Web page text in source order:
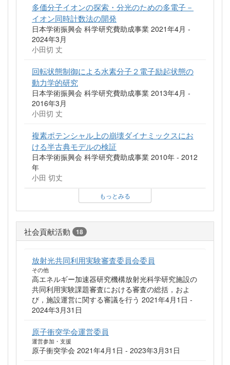
多価分子イオンの探索・分光のための多電子－
イオン同時計数法の開発
日本学術振興会 科学研究費助成事業 2021年4月 -
2024年3月
小田切 丈
回転状態制御による水素分子２電子励起状態の
動力学的研究
日本学術振興会 科学研究費助成事業 2013年4月 -
2016年3月
小田切 丈
複素ポテンシャル上の崩壊ダイナミックスにお
ける半古典モデルの検証
日本学術振興会 科学研究費助成事業 2010年 - 2012
年
小田 切丈
もっとみる
社会貢献活動 18
放射光共同利用実験審査委員会委員
その他
高エネルギー加速器研究機構放射光科学研究施設の
共同利用実験課題審査における審査の総括，およ
び，施設運営に関する審議を行う 2021年4月1日 -
2024年3月31日
原子衝突学会運営委員
運営参加・支援
原子衝突学会 2021年4月1日 - 2023年3月31日